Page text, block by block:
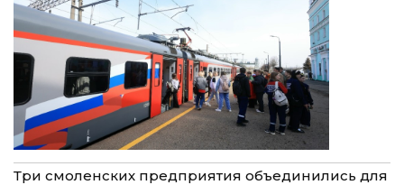
Три смоленских предприятия объединились для